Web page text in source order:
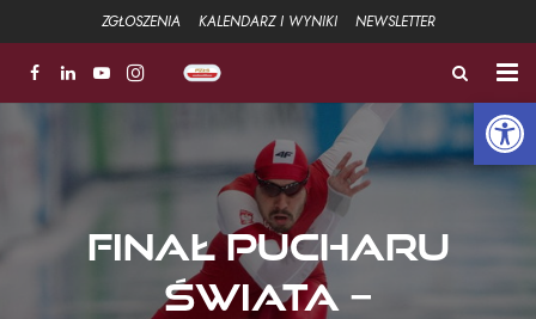
ZGŁOSZENIA KALENDARZ I WYNIKI NEWSLETTER
FUNDACJA
AktualnościFinał Pucharu
Świata –